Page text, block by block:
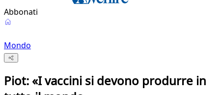
Abbonati
Mondo
Piot: «I vaccini si devono produrre in